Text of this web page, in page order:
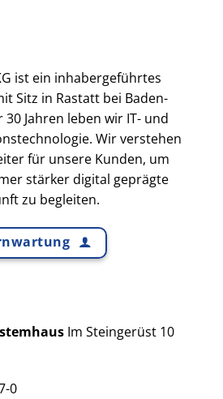
ist ein inhabergeführtes
Sitz in Rastatt bei Baden-
30 Jahren leben wir IT- und
Wir verstehen
für unsere Kunden, um
stärker digital geprägte
zu begleiten.
Im Steingerüst 10
0